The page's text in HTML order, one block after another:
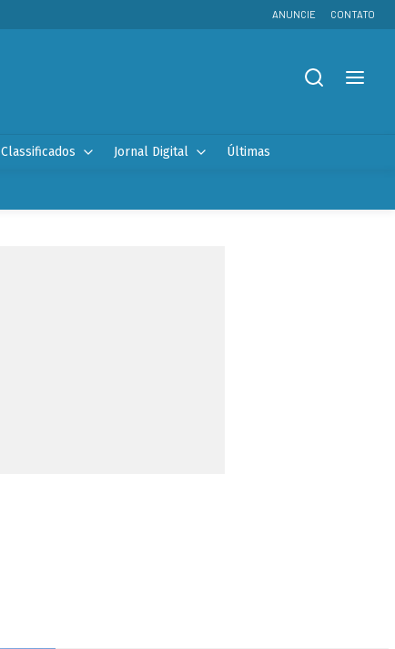
ANUNCIE CONTATO
Classificados Jornal Digital Últimas